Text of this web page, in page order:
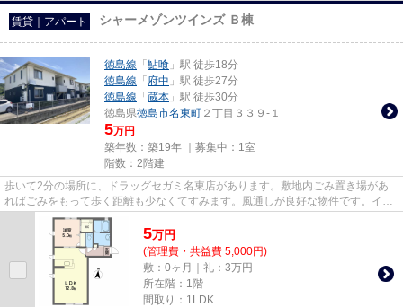
賃貸｜アパート シャーメゾンツインズ Ｂ棟
徳島線 「 鮎喰 」駅 徒歩18分
徳島線 「 府中 」駅 徒歩27分
徳島線 「 蔵本 」駅 徒歩30分
徳島県徳島市名東町 ２丁目３３９-１
5万円
築年数：築19年 ｜募集中： 1室
階数：2階建
歩いて2分の場所に、ドラッグセガミ名東店があります。敷地内ごみ置き場があ
ればごみをもって歩く距離も少なくてすみます。風通しが良好な物件です。イン
ターネット付きの物件です。当...
5万円
(管理費・共益費 5,000円)
敷：0ヶ月｜礼：3万円
所在階：1階
間取り：1LDK